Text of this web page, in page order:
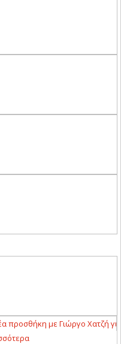
Χατζή για την